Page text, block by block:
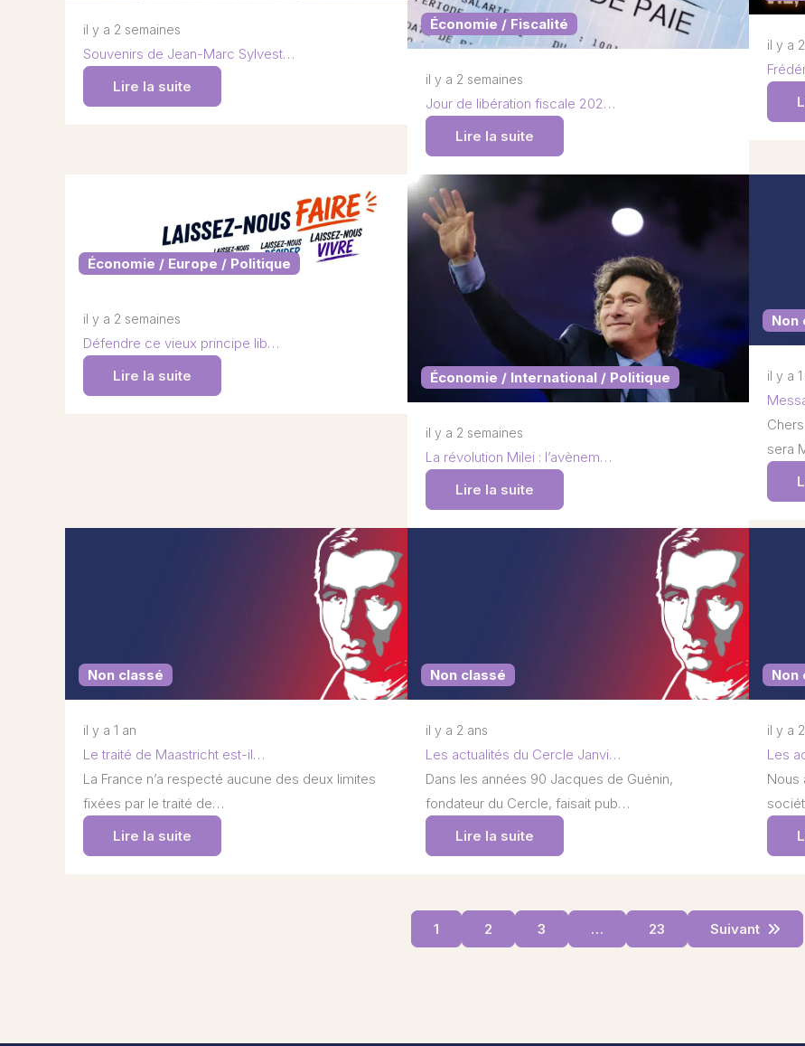
il y a 2 semaines
Souvenirs de Jean-Marc Sylvest…
Lire la suite
Économie / Fiscalité
il y a 2 semaines
Jour de libération fiscale 202…
Lire la suite
il y a
Économie / Europe / Politique
il y a 2 semaines
Défendre ce vieux principe lib…
Lire la suite
Économie / International / Politique
il y a 2 semaines
La révolution Milei : l’avènem…
Lire la suite
Non
il y a
sera
Non classé
il y a 1 an
Le traité de Maastricht est-il…
La France n’a respecté aucune des deux limites
fixées par le traité de…
Lire la suite
Non classé
il y a 2 ans
Les actualités du Cercle Janvi…
Dans les années 90 Jacques de Guénin,
fondateur du Cercle, faisait pub…
Lire la suite
Non
il y a
Les
Nous
1 2 3 … 23 Suivant